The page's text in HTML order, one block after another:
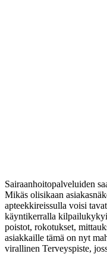
Sairaanhoitopalveluiden
Mikäs olisikaan
apteekkireissulla voisi
käyntikerralla
poistot, rokotukset,
asiakkaille tämä on nyt
virallinen Terveyspiste,